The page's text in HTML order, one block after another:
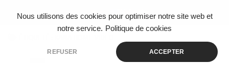
Nous utilisons des cookies pour optimiser notre site web et
notre service. Politique de cookies
REFUSER ACCEPTER
Skip to content